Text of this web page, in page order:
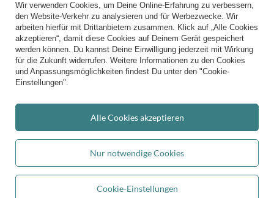
Bequeme Lieferung
Du kannst uns vertrauen
Folge uns:
Durchschnittliche Bewertung vonkiddymoon.debei Trustami:
Wir verwenden Cookies, um Deine Online-Erfahrung zu verbessern,
den Website-Verkehr zu analysieren und für Werbezwecke. Wir
arbeiten hierfür mit Drittanbietern zusammen. Klick auf „Alle Cookies
akzeptieren“, damit diese Cookies auf Deinem Gerät gespeichert
werden können. Du kannst Deine Einwilligung jederzeit mit Wirkung
für die Zukunft widerrufen. Weitere Informationen zu den Cookies
und Anpassungsmöglichkeiten findest Du unter den "Cookie-
Einstellungen".
Nur notwendige Cookies
Cookie-Einstellungen
Alle Cookies akzeptieren